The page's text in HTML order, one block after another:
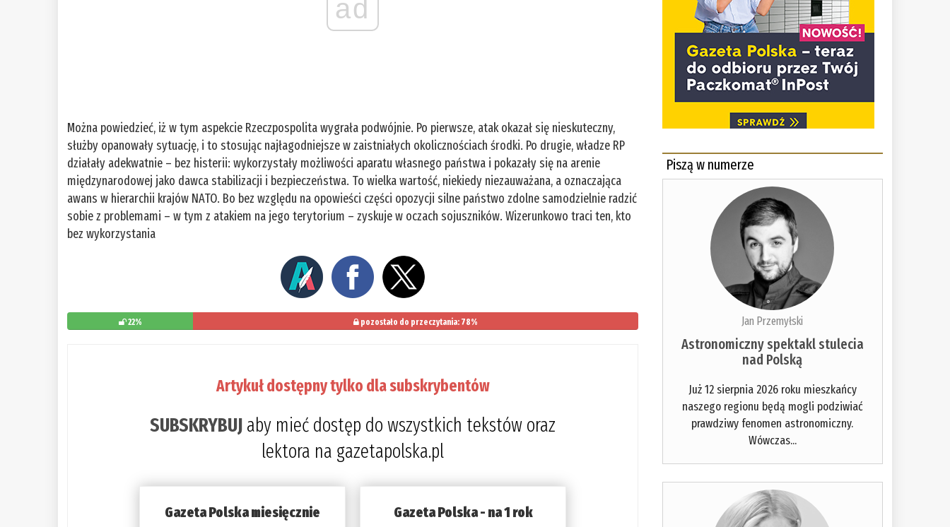
ad
Można powiedzieć, iż w tym aspekcie Rzeczpospolita wygrała podwójnie. Po pierwsze, atak okazał się nieskuteczny,
służby opanowały sytuację, i to stosując najłagodniejsze w zaistniałych okolicznościach środki. Po drugie, władze RP
działały adekwatnie – bez histerii: wykorzystały możliwości aparatu własnego państwa i pokazały się na arenie
międzynarodowej jako dawca stabilizacji i bezpieczeństwa. To wielka wartość, niekiedy niezauważana, a oznaczająca
awans w hierarchii krajów NATO. Bo bez względu na opowieści części opozycji silne państwo zdolne samodzielnie radzić
sobie z problemami – w tym z atakiem na jego terytorium – zyskuje w oczach sojuszników. Wizerunkowo traci ten, kto
bez wykorzystania
22% pozostało do przeczytania: 78%
Artykuł dostępny tylko dla subskrybentów
SUBSKRYBUJ aby mieć dostęp do wszystkich tekstów oraz
lektora na gazetapolska.pl
Gazeta Polska miesięcznie Gazeta Polska - na 1 rok
Piszą w numerze
Jan Przemyłski
Astronomiczny spektakl stulecia
nad Polską
Już 12 sierpnia 2026 roku mieszkańcy
naszego regionu będą mogli podziwiać
prawdziwy fenomen astronomiczny.
Wówczas...